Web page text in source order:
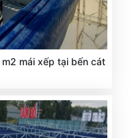
mái xếp tại bến cát